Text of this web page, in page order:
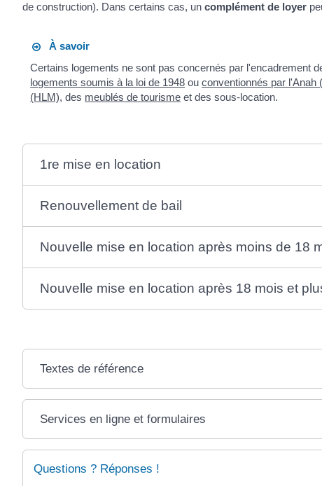
de construction). Dans certains cas, un complément de loyer
À savoir
Certains logements ne sont pas concernés par l'encadrement
logements soumis à la loi de 1948 ouconventionnés par l'Anah
(HLM), des meublés de tourisme et des sous-location.
1re mise en location
Renouvellement de bail
Nouvelle mise en location après moins de 18
Nouvelle mise en location après 18 mois et
Textes de référence
Services en ligne et formulaires
Questions ? Réponses !